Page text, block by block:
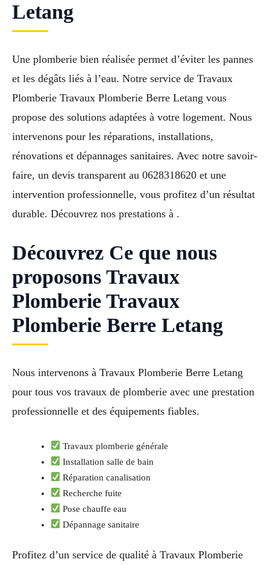
Letang
Une plomberie bien réalisée permet d’éviter les pannes
et les dégâts liés à l’eau. Notre service de Travaux
Plomberie Travaux Plomberie Berre Letang vous
propose des solutions adaptées à votre logement. Nous
intervenons pour les réparations, installations,
rénovations et dépannages sanitaires. Avec notre savoir-
faire, un devis transparent au 0628318620 et une
intervention professionnelle, vous profitez d’un résultat
durable. Découvrez nos prestations à .
Découvrez Ce que nous
proposons Travaux
Plomberie Travaux
Plomberie Berre Letang
Nous intervenons à Travaux Plomberie Berre Letang
pour tous vos travaux de plomberie avec une prestation
professionnelle et des équipements fiables.
Travaux plomberie générale
Installation salle de bain
Réparation canalisation
Recherche fuite
Pose chauffe eau
Dépannage sanitaire
Profitez d’un service de qualité à Travaux Plomberie